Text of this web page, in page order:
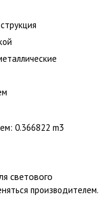
0.366822 m3
светового
производителем.